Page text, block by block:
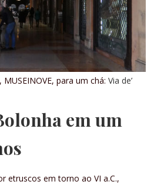
para um chá:Via de’
em um
etruscos em torno ao VI a.C.,